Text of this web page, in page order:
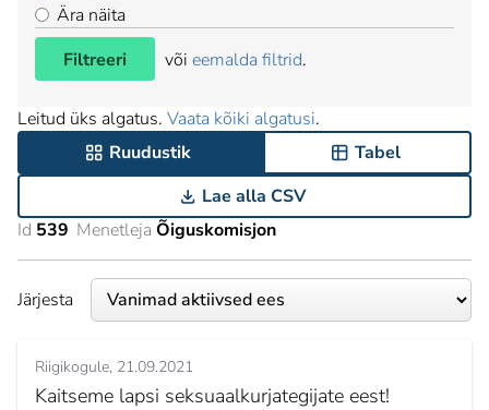
Ära näita
Filtreeri
või eemalda filtrid.
Leitud üks algatus. Vaata kõiki algatusi.
Ruudustik
Tabel
Lae alla CSV
Id 539 Menetleja Õiguskomisjon
Järjesta
Riigikogule 21.09.2021
Kaitseme lapsi seksuaalkurjategijate eest!